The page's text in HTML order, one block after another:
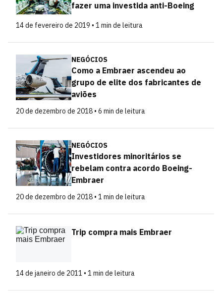
fazer uma investida anti-Boeing
14 de fevereiro de 2019 • 1 min de leitura
NEGÓCIOS
Como a Embraer ascendeu ao
grupo de elite dos fabricantes de
aviões
20 de dezembro de 2018 • 6 min de leitura
NEGÓCIOS
Investidores minoritários se
rebelam contra acordo Boeing-
Embraer
20 de dezembro de 2018 • 1 min de leitura
Trip compra mais Embraer
14 de janeiro de 2011 • 1 min de leitura